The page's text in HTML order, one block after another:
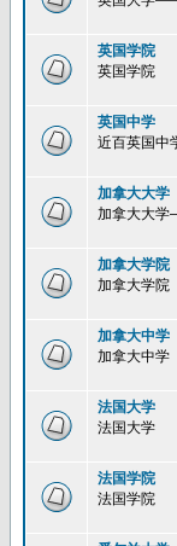
英国学院
英国学院
英国中学
近百英国中
加拿大大学
加拿大大学
加拿大学院
加拿大学院
加拿大中学
加拿大中学
法国大学
法国大学
法国学院
法国学院